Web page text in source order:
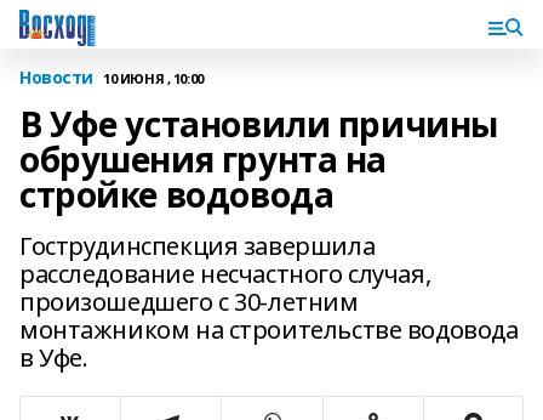
Новости 10 ИЮНЯ , 10:00
В Уфе установили причины
обрушения грунта на
стройке водовода
Гострудинспекция завершила
расследование несчастного случая,
произошедшего с 30-летним
монтажником на строительстве водовода
в Уфе.